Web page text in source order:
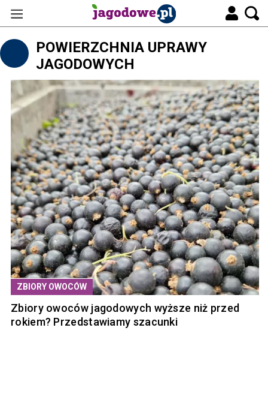
POWIERZCHNIA UPRAWY
JAGODOWYCH
ZBIORY OWOCÓW
Zbiory owoców jagodowych wyższe niż przed
rokiem? Przedstawiamy szacunki